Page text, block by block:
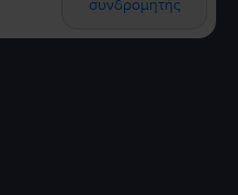
συνδρομητής